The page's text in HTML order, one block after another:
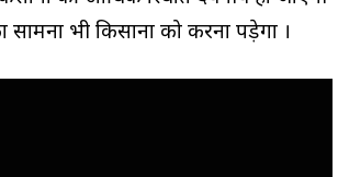
भी किसानों को करना पड़ेगा ।